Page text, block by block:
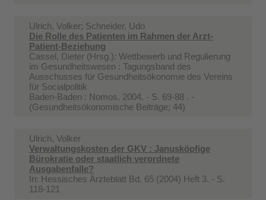
Ulrich, Volker; Schneider, Udo
Die Rolle des Patienten im Rahmen der Arzt-
Patient-Beziehung
Cassel, Dieter (Hrsg.): Wettbewerb und Regulierung
im Gesundheitswesen : Tagungsband des
Ausschusses für Gesundheitsökonomie des Vereins
für Socialpolitik
Baden-Baden : Nomos, 2004. - S. 69-88 . -
(Gesundheitsökonomische Beiträge; 44)
Ulrich, Volker
Verwaltungskosten der GKV : Janusköpfige
Bürokratie oder staatlich verordnete
Ausgabenfalle?
In: Hessisches Ärzteblatt Bd. 65 (2004) Heft 3. - S.
118-121